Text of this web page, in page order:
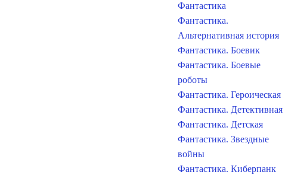
Фантастика
Фантастика.
Альтернативная история
Фантастика. Боевик
Фантастика. Боевые
роботы
Фантастика. Героическая
Фантастика. Детективная
Фантастика. Детская
Фантастика. Звездные
войны
Фантастика. Киберпанк